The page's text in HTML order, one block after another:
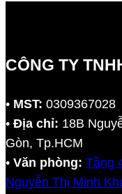
CÔNG TY
• MST: 0309367028
• Địa chỉ: 18B
Gòn, Tp.HCM
• Văn phòng: Tầng
Nguyễn Thị Minh